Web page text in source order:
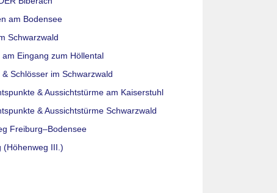
am Bodensee
Schwarzwald
am Eingang zum Höllental
& Schlösser im Schwarzwald
& Aussichtstürme am Kaiserstuhl
& Aussichtstürme Schwarzwald
Freiburg–Bodensee
(Höhenweg III.)